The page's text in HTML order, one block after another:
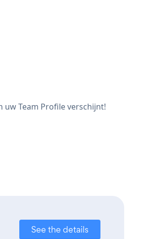
uw Team Profile verschijnt!
See the details